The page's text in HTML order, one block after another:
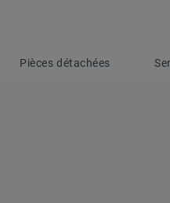
Pièces détachées